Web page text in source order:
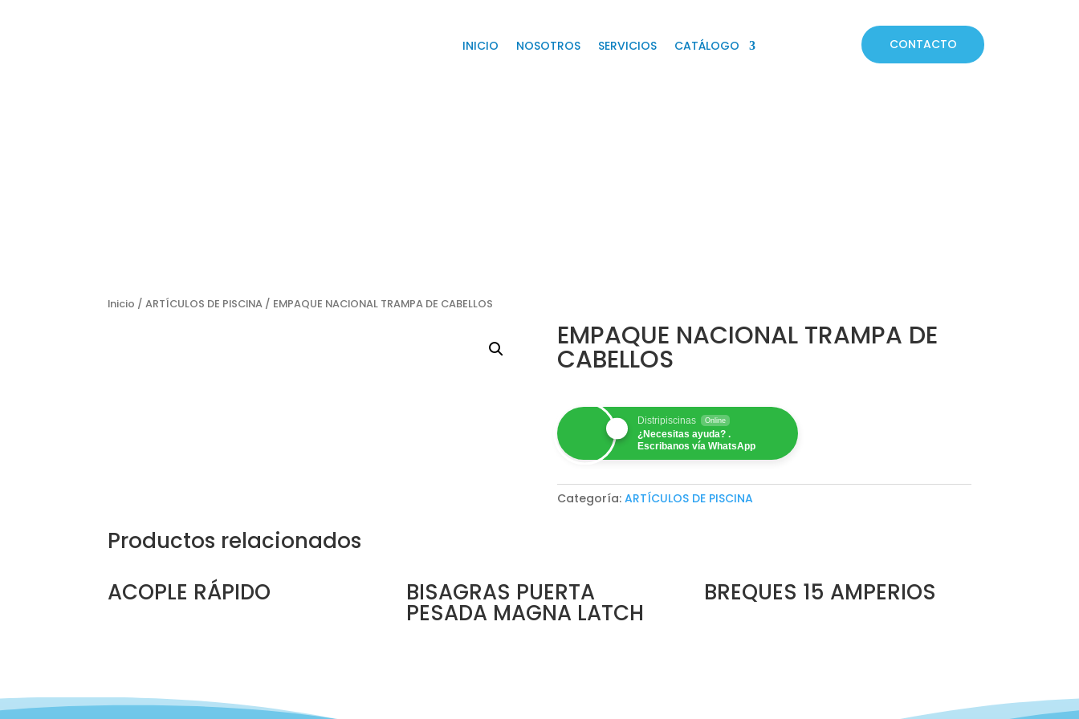
INICIO NOSOTROS SERVICIOS CATÁLOGO CONTACTO
Inicio /ARTÍCULOS DE PISCINA / EMPAQUE NACIONAL TRAMPA DE CABELLOS
EMPAQUE NACIONAL TRAMPA DE
CABELLOS
Distripiscinas Online
¿Necesitas ayuda? .
Escribanos vía WhatsApp
Categoría: ARTÍCULOS DE PISCINA
Productos relacionados
ACOPLE RÁPIDO
BISAGRAS PUERTA
PESADA MAGNA LATCH
BREQUES 15 AMPERIOS